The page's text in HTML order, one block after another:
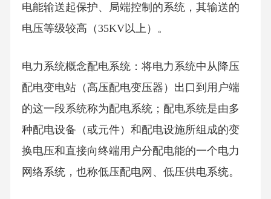
电能输送起保护、局端控制的系统，其输送的
电压等级较高（35KV以上）。
电力系统概念配电系统：将电力系统中从降压
配电变电站（高压配电变压器）出口到用户端
的这一段系统称为配电系统；配电系统是由多
种配电设备（或元件）和配电设施所组成的变
换电压和直接向终端用户分配电能的一个电力
网络系统，也称低压配电网、低压供电系统。